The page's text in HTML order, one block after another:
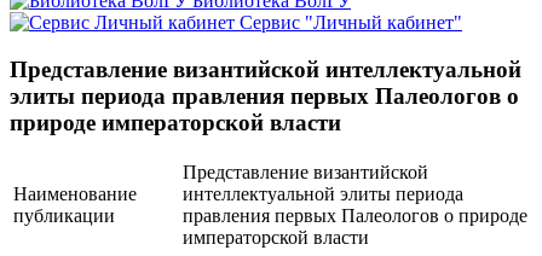
Сервис "Личный кабинет"
Представление византийской интеллектуальной
элиты периода правления первых Палеологов о
природе императорской власти
Наименование
публикации
Представление византийской
интеллектуальной элиты периода
правления первых Палеологов о природе
императорской власти